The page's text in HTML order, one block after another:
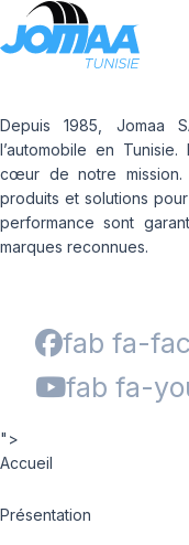
Depuis 1985, Jomaa
l’automobile en
cœur de notre mission.
produits et solutions
performance sont
marques reconnues.
fab fa-
fab fa-
">
Accueil
Présentation